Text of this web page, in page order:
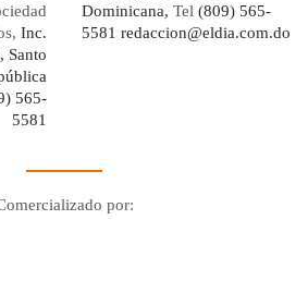
Inc.
Santo
565-
5581
Dominicana, Tel (809) 565-
5581 redaccion@eldia.com.do
por: